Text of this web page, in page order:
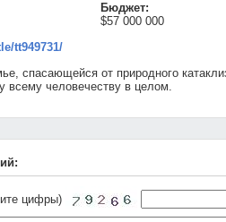
Бюджет:
$57 000 000
tt949731/
спасающейся от природного
всему человечеству в целом.
цифры)